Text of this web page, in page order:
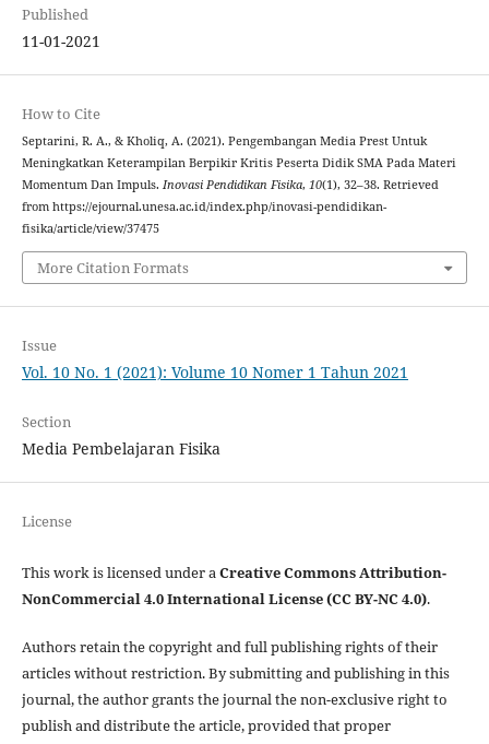
Published
11-01-2021
How to Cite
Septarini, R. A., & Kholiq, A. (2021). Pengembangan Media Prest Untuk
Meningkatkan Keterampilan Berpikir Kritis Peserta Didik SMA Pada Materi
Momentum Dan Impuls. Inovasi Pendidikan Fisika, 10(1), 32–38. Retrieved
from https://ejournal.unesa.ac.id/index.php/inovasi-pendidikan-
fisika/article/view/37475
More Citation Formats
Issue
Vol. 10 No. 1 (2021): Volume 10 Nomer 1 Tahun 2021
Section
Media Pembelajaran Fisika
License
This work is licensed under aCreative Commons Attribution-
NonCommercial 4.0 International License (CC BY-NC 4.0).
Authors retain the copyright and full publishing rights of their
articles without restriction. By submitting and publishing in this
journal, the author grants the journal the non-exclusive right to
publish and distribute the article, provided that proper